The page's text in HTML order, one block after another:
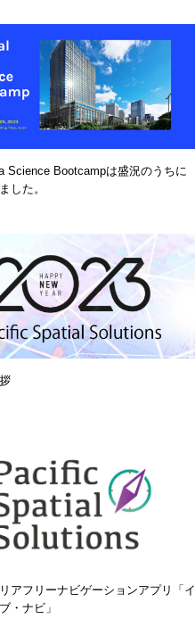
Science Bootcampは盛況のうちに
した。
アフリーナビゲーションアプリ「イ
・ナビ」